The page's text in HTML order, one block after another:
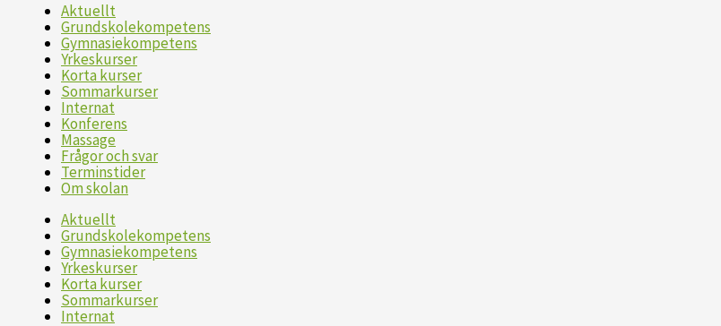
Aktuellt
Grundskolekompetens
Gymnasiekompetens
Yrkeskurser
Korta kurser
Sommarkurser
Internat
Konferens
Massage
Frågor och svar
Terminstider
Om skolan
Aktuellt
Grundskolekompetens
Gymnasiekompetens
Yrkeskurser
Korta kurser
Sommarkurser
Internat